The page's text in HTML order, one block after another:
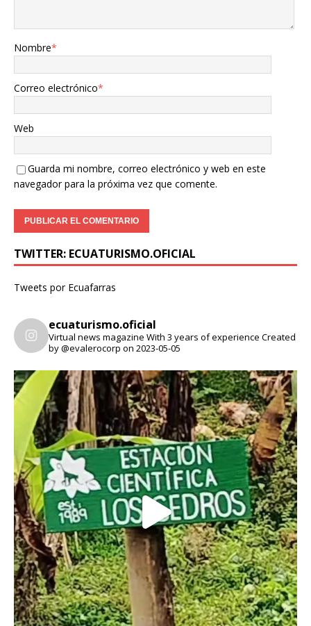
Nombre*
Correo electrónico*
Web
Guarda mi nombre, correo electrónico y web en este
navegador para la próxima vez que comente.
TWITTER: ECUATURISMO.OFICIAL
Tweets por Ecuafarras
ecuaturismo.oficial
Virtual news magazine With 3 years of experience Created
by @evalerocorp on 2023-05-05